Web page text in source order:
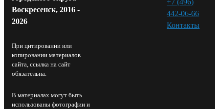
Воскресенск, 2016 -
2026
При цитировании или
копировании материалов
сайта, ссылка на сайт
обязательна.
В материалах могут быть
использованы фотографии и
442-06-66
Контакты⁠